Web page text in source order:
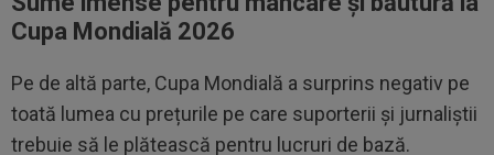
Cupa Mondială 2026
Pe de altă parte, Cupa Mondială a surprins negativ pe
toată lumea cu prețurile pe care suporterii și jurnaliștii
trebuie să le plătească pentru lucruri de bază.